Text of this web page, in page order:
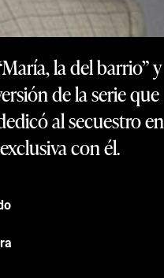
la del barrio” y
de la serie que
al secuestro en
con él.